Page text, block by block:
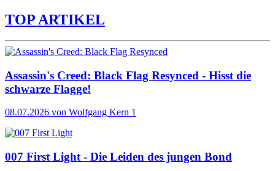
TOP ARTIKEL
Assassin's Creed: Black Flag Resynced - Hisst die
schwarze Flagge!
08.07.2026 von Wolfgang Kern 1
007 First Light - Die Leiden des jungen Bond